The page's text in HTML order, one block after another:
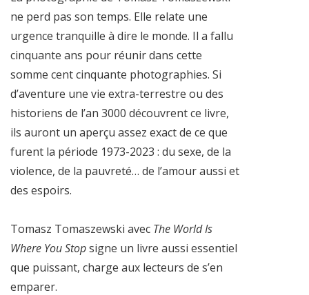
ne perd pas son temps. Elle relate une
urgence tranquille à dire le monde. Il a fallu
cinquante ans pour réunir dans cette
somme cent cinquante photographies. Si
d’aventure une vie extra-terrestre ou des
historiens de l’an 3000 découvrent ce livre,
ils auront un aperçu assez exact de ce que
furent la période 1973-2023 : du sexe, de la
violence, de la pauvreté… de l’amour aussi et
des espoirs.
Tomasz Tomaszewski avec The World Is
Where You Stopsigne un livre aussi essentiel
que puissant, charge aux lecteurs de s’en
emparer.